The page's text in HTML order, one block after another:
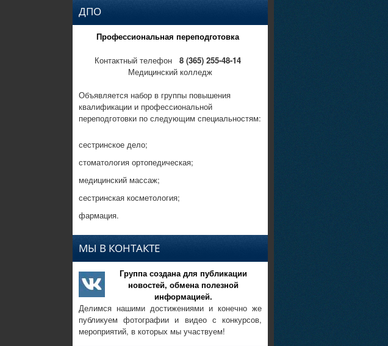
ДПО
Профессиональная переподготовка
Контактный телефон 8 (365) 255-48-14
Медицинский колледж
Объявляется набор в группы повышения
квалификации и профессиональной
переподготовки по следующим специальностям:
сестринское дело;
стоматология ортопедическая;
медицинский массаж;
сестринская косметология;
фармация.
МЫ В КОНТАКТЕ
Группа создана для публикации
новостей, обмена полезной
информацией.
Делимся нашими достижениями и конечно же
публикуем фотографии и видео с конкурсов,
мероприятий, в которых мы участвуем!